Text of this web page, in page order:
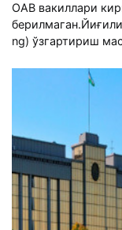
ОАВ вакиллари
ng) ўзгартириш